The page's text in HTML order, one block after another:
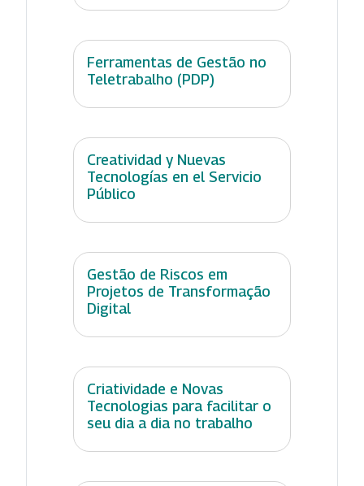
Ferramentas de Gestão no
Teletrabalho (PDP)
Creatividad y Nuevas
Tecnologías en el Servicio
Público
Gestão de Riscos em
Projetos de Transformação
Digital
Criatividade e Novas
Tecnologias para facilitar o
seu dia a dia no trabalho